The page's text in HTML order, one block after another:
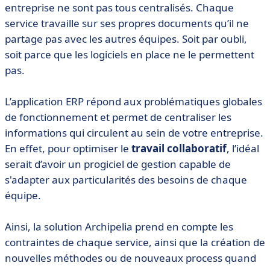
entreprise ne sont pas tous centralisés. Chaque
service travaille sur ses propres documents qu’il ne
partage pas avec les autres équipes. Soit par oubli,
soit parce que les logiciels en place ne le permettent
pas.
L’application ERP répond aux problématiques globales
de fonctionnement et permet de centraliser les
informations qui circulent au sein de votre entreprise.
En effet, pour optimiser le travail collaboratif, l’idéal
serait d’avoir un progiciel de gestion capable de
s'adapter aux particularités des besoins de chaque
équipe.
Ainsi, la solution Archipelia prend en compte les
contraintes de chaque service, ainsi que la création de
nouvelles méthodes ou de nouveaux process quand